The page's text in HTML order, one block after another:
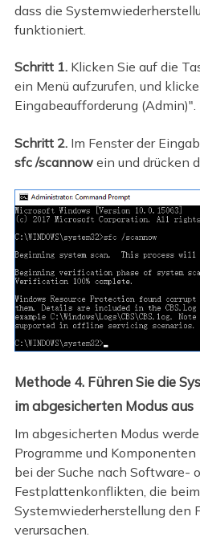
dass die
funktioniert.
Schritt 1. Klicken Sie auf die
ein Menü aufzurufen, und
Eingabeaufforderung (Admin)".
Schritt 2.Im Fenster der
sfc /scannow ein und drücken
Methode 4. Führen Sie die
im abgesicherten Modus aus
Im abgesicherten Modus
Programme und
bei der Suche nach Software-
Festplattenkonflikten, die
Systemwiederherstellung den
verursachen.